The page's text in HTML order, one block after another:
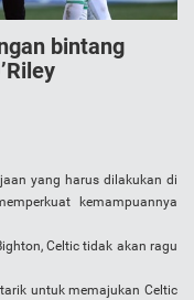
bintang
yang harus dilakukan di
kemampuannya
Celtic tidak akan ragu
untuk memajukan Celtic